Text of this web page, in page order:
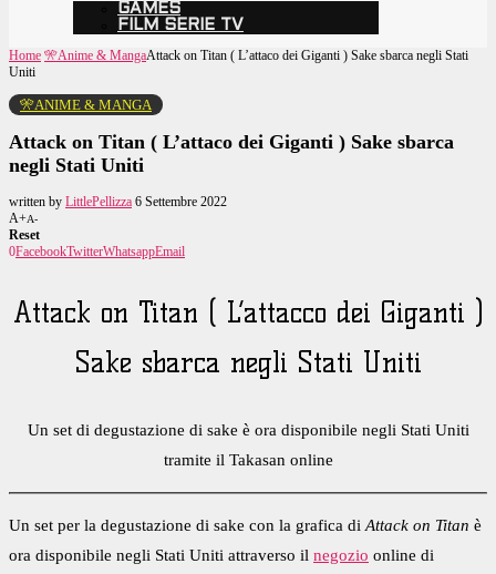
GAMES
FILM SERIE TV
Home 🎌Anime & MangaAttack on Titan ( L’attaco dei Giganti ) Sake sbarca negli Stati
Uniti
🎌ANIME & MANGA
Attack on Titan ( L’attaco dei Giganti ) Sake sbarca
negli Stati Uniti
written by LittlePellizza 6 Settembre 2022
A+A-
Reset
0FacebookTwitterWhatsappEmail
Attack on Titan ( L’attacco dei Giganti )
Sake sbarca negli Stati Uniti
Un set di degustazione di sake è ora disponibile negli Stati Uniti
tramite il Takasan online
Un set per la degustazione di sake con la grafica di Attack on Titan è
ora disponibile negli Stati Uniti attraverso il negozio online di